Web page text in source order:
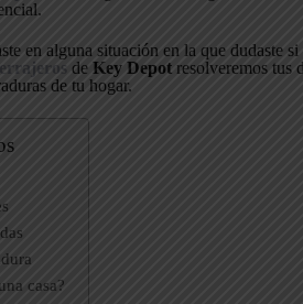
en alguna situación en la que dudaste
de Key Depot resolveremos tus
de tu hogar.
casa?